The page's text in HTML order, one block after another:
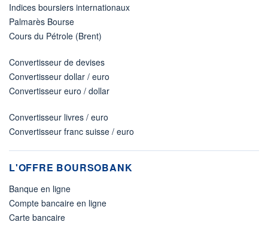
Indices boursiers internationaux
Palmarès Bourse
Cours du Pétrole (Brent)
Convertisseur de devises
Convertisseur dollar / euro
Convertisseur euro / dollar
Convertisseur livres / euro
Convertisseur franc suisse / euro
L'OFFRE BOURSOBANK
Banque en ligne
Compte bancaire en ligne
Carte bancaire